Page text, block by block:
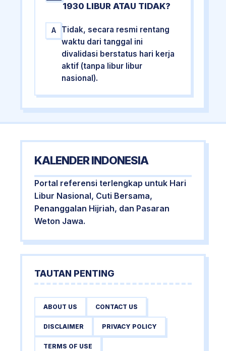
1930 LIBUR ATAU TIDAK?
A
Tidak, secara resmi rentang
waktu dari tanggal ini
divalidasi berstatus hari kerja
aktif (tanpa libur libur
nasional).
KALENDER INDONESIA
Portal referensi terlengkap untuk Hari
Libur Nasional, Cuti Bersama,
Penanggalan Hijriah, dan Pasaran
Weton Jawa.
TAUTAN PENTING
ABOUT US CONTACT US
DISCLAIMER PRIVACY POLICY
TERMS OF USE